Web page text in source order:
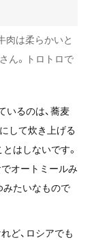
肉は柔らかいと
ん。トロトロで
いるのは、蕎麦
して炊き上げる
はしないです。
オートミールみ
みたいなもので
ど、ロシアでも